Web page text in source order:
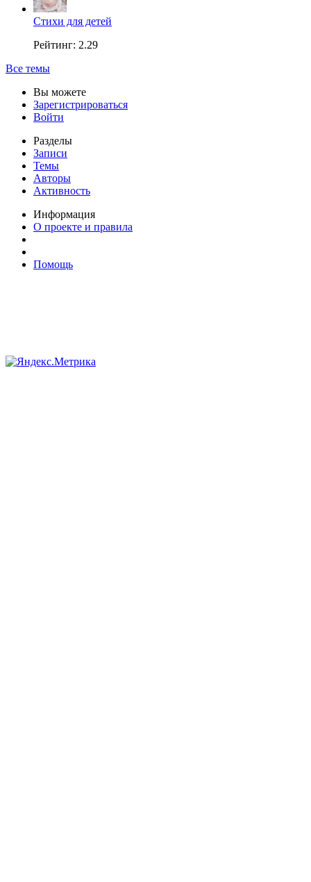
Стихи для детей
Рейтинг: 2.29
Все темы
Вы можете
Зарегистрироваться
Войти
Разделы
Записи
Темы
Авторы
Активность
Информация
О проекте и правила
Помощь